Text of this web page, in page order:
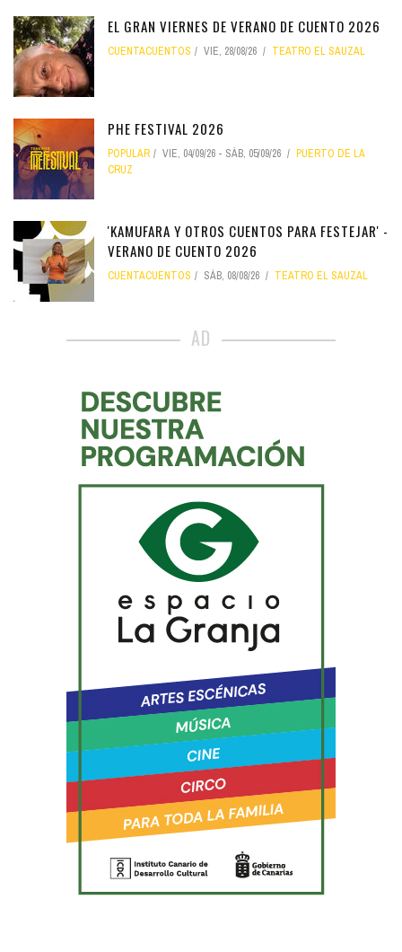
EL GRAN VIERNES DE VERANO DE CUENTO 2026
CUENTACUENTOS VIE, 28/08/26 TEATRO EL SAUZAL
PHE FESTIVAL 2026
POPULAR VIE, 04/09/26 - SÁB, 05/09/26
PUERTO DE LA
CRUZ
'KAMUFARA Y OTROS CUENTOS PARA FESTEJAR' -
VERANO DE CUENTO 2026
CUENTACUENTOS SÁB, 08/08/26 TEATRO EL SAUZAL
AD